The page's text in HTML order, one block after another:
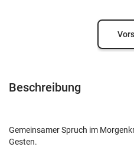
Beschreibung
Gemeinsamer Spruch im
Gesten.